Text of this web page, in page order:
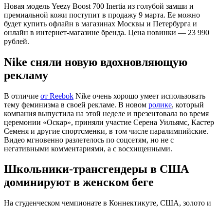
Новая модель Yeezy Boost 700 Inertia из голубой замши и
премиальной кожи поступит в продажу 9 марта. Ее можно
будет купить офлайн в магазинах Москвы и Петербурга и
онлайн в интернет-магазине бренда. Цена новинки — 23 990
рублей.
Nike сняли новую вдохновляющую
рекламу
В отличие от Reebok Nike очень хорошо умеет использовать
тему феминизма в своей рекламе. В новом ролике, который
компания выпустила на этой неделе и презентовала во время
церемонии «Оскар», приняли участие Серена Уильямс, Кастер
Семеня и другие спортсменки, в том числе паралимпийские.
Видео мгновенно разлетелось по соцсетям, но не с
негативными комментариями, а с восхищенными.
Школьники-трансгендеры в США
доминируют в женском беге
На студенческом чемпионате в Коннектикуте, США, золото и